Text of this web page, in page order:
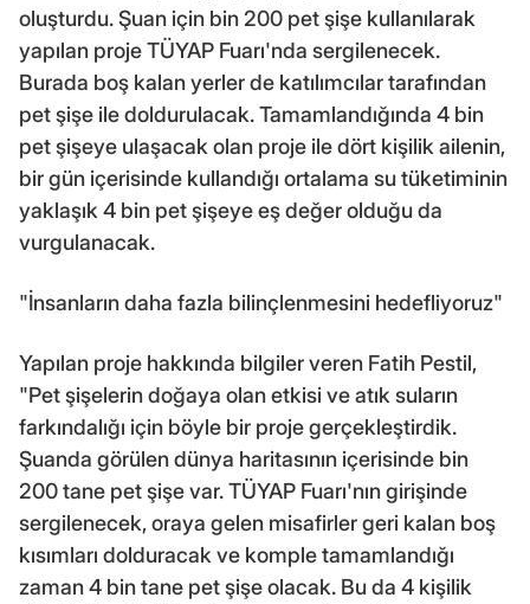
oluşturdu. Şuan için bin 200 pet şişe kullanılarak
yapılan proje TÜYAP Fuarı'nda sergilenecek.
Burada boş kalan yerler de katılımcılar tarafından
pet şişe ile doldurulacak. Tamamlandığında 4 bin
pet şişeye ulaşacak olan proje ile dört kişilik ailenin,
bir gün içerisinde kullandığı ortalama su tüketiminin
yaklaşık 4 bin pet şişeye eş değer olduğu da
vurgulanacak.
"İnsanların daha fazla bilinçlenmesini hedefliyoruz"
Yapılan proje hakkında bilgiler veren Fatih Pestil,
"Pet şişelerin doğaya olan etkisi ve atık suların
farkındalığı için böyle bir proje gerçekleştirdik.
Şuanda görülen dünya haritasının içerisinde bin
200 tane pet şişe var. TÜYAP Fuarı'nın girişinde
sergilenecek, oraya gelen misafirler geri kalan boş
kısımları dolduracak ve komple tamamlandığı
zaman 4 bin tane pet şişe olacak. Bu da 4 kişilik